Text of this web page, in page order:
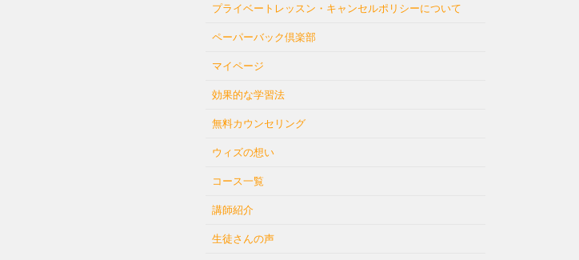
プライベートレッスン・キャンセルポリシーについて
ペーパーバック倶楽部
マイページ
効果的な学習法
無料カウンセリング
ウィズの想い
コース一覧
講師紹介
生徒さんの声